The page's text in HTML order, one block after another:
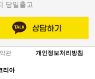
당일출고
관 개인정보처리방침
리아